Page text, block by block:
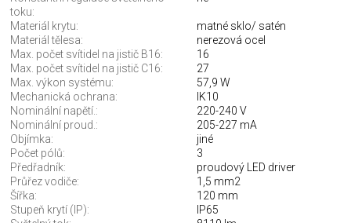
toku:
Materiál krytu:
matné sklo/ satén
Materiál tělesa:
nerezová ocel
Max. počet svítidel na jistič B16:
16
Max. počet svítidel na jistič C16:
27
Max. výkon systému:
57,9 W
Mechanická ochrana:
IK10
Nominální napětí.:
220-240 V
Nominální proud.:
205-227 mA
Objímka:
jiné
Počet pólů:
3
Předřadník:
proudový LED driver
Průřez vodiče:
1,5 mm2
Šířka:
120 mm
Stupeň krytí (IP):
IP65